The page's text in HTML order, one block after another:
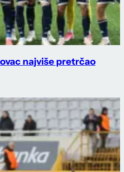
najviše pretrčao